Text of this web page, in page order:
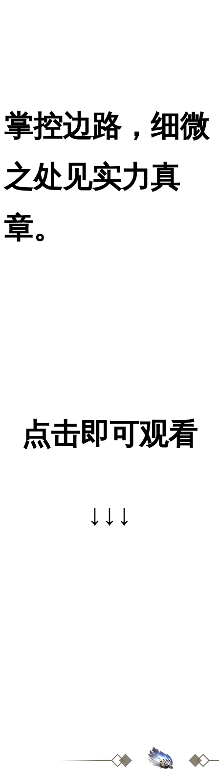
掌控边路，细微
之处见实力真
章。
点击即可观看
↓↓↓